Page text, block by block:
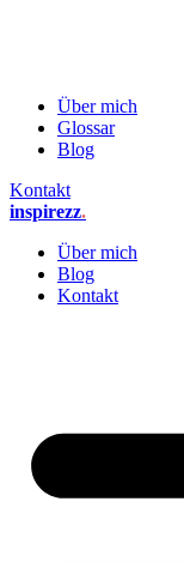
Über mich
Glossar
Blog
Kontakt
inspirezz.
Über mich
Blog
Kontakt